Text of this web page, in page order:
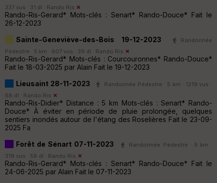
337 vus · 31 dl · Rando Ris
Rando-Ris-Gerard* Mots-clés : Senart* Rando-Douce* Fait le
26-12-2023
Sainte-Geneviève-des-Bois 19-12-2023
Randonnée
Pédestre · 5 km · 607 vus · 39 dl · Rando Ris
Rando-Ris-Gerard* Mots-clés : Courcouronnes* Rando-Douce*
Fait le 18-03-2025 par Alain Fait le 19-12-2023
Lieusaint 28-11-2023
Randonnée Pédestre · 5 km · 1219 vus ·
68 dl · Rando Ris
Rando-Ris-Didier* Distance : 5 km Mots-clés : Senart* Rando-
Douce* À éviter en période de pluie prolongée, quelques
sentiers inondés autour de l'étang des Roselières Fait le 23-09-
2025 Fa
Forêt de Sénart 07-11-2023
Randonnée Pédestre · 5 km ·
319 vus · 58 dl · Rando Ris
Rando-Ris-Gerard* Mots-clés : Senart* Rando-Douce* Fait le
24-06-2025 par Alain Fait le 07-11-2023